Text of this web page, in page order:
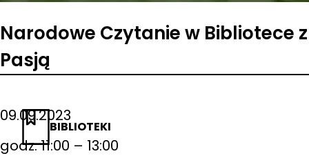
BIBLIOTEKI
Narodowe Czytanie w Bibliotece z
Pasją
09.09.2023
godz. 11:00 – 13:00